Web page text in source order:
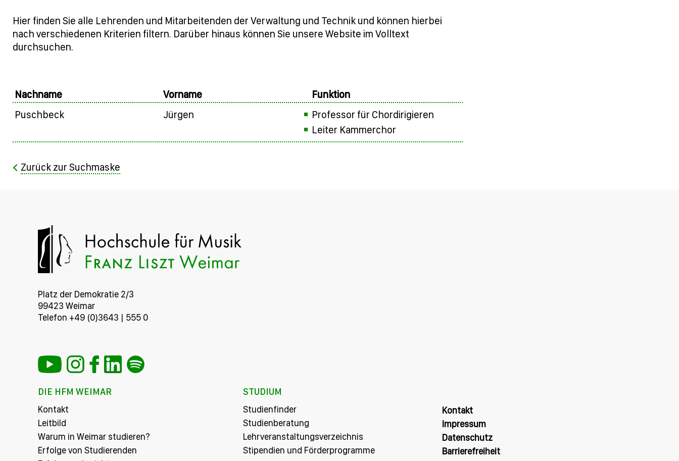
Hier finden Sie alle Lehrenden und Mitarbeitenden der Verwaltung und Technik und können hierbei
nach verschiedenen Kriterien filtern. Darüber hinaus können Sie unsere Website im Volltext
durchsuchen.
Nachname Vorname
Funktion
Puschbeck
Jürgen
Professor für Chordirigieren
Leiter Kammerchor
Zurück zur Suchmaske
Platz der Demokratie 2/3
99423 Weimar
Telefon +49 (0)3643 | 555 0
DIE HFM WEIMAR
Kontakt
Leitbild
Warum in Weimar studieren?
Erfolge von Studierenden
STUDIUM
Studienfinder
Studienberatung
Lehrveranstaltungsverzeichnis
Stipendien und Förderprogramme
Kontakt
Impressum
Datenschutz
Barrierefreiheit